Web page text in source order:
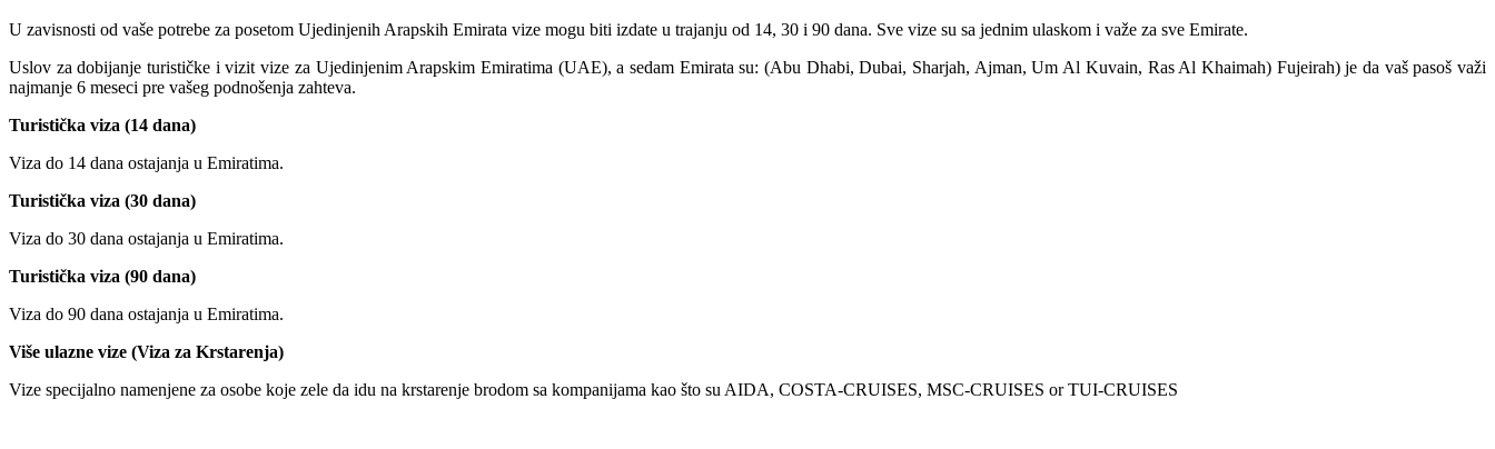
U zavisnosti od vaše potrebe za posetom Ujedinjenih Arapskih Emirata vize mogu biti izdate u trajanju od 14, 30 i 90 dana. Sve vize su sa jednim ulaskom i važe za sve Emirate.
Uslov za dobijanje turističke i vizit vize za Ujedinjenim Arapskim Emiratima (UAE), a sedam Emirata su: (Abu Dhabi, Dubai, Sharjah, Ajman, Um Al Kuvain, Ras Al Khaimah) Fujeirah) je da vaš pasoš važi
najmanje 6 meseci pre vašeg podnošenja zahteva.
Turistička viza (14 dana)
Viza do 14 dana ostajanja u Emiratima.
Turistička viza (30 dana)
Viza do 30 dana ostajanja u Emiratima.
Turistička viza (90 dana)
Viza do 90 dana ostajanja u Emiratima.
Više ulazne vize (Viza za Krstarenja)
Vize specijalno namenjene za osobe koje zele da idu na krstarenje brodom sa kompanijama kao što su AIDA, COSTA-CRUISES, MSC-CRUISES or TUI-CRUISES